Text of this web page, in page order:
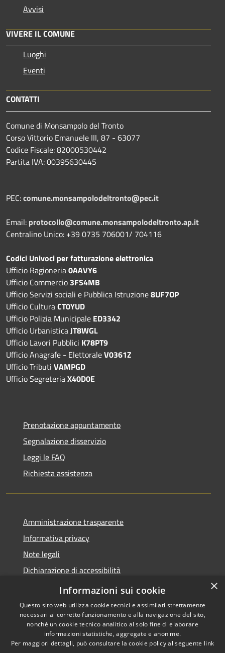
Avvisi
VIVERE IL COMUNE
Luoghi
Eventi
CONTATTI
Comune di Monsampolo del Tronto
Corso Vittorio Emanuele III, 87 - 63077
Codice Fiscale: 82000530442
Partita IVA: 00395630445
PEC:comune.monsampolodeltronto@pec.it
Email: protocollo@comune.monsampolodeltronto.ap.it
Centralino Unico: +39 0735 706001/ 704116
Codici Univoci per fatturazione elettronica
Ufficio Ragioneria0AAVY6
Ufficio Commercio 3FS4MB
Ufficio Servizi sociali e Pubblica Istruzione8UF7OP
Ufficio CulturaCT0YUD
Ufficio Polizia Municipale ED3342
Ufficio UrbanisticaJT8WGL
Ufficio Lavori Pubblici K78PT9
Ufficio Anagrafe - ElettoraleV0361Z
Ufficio Tributi VAMPGD
Ufficio SegreteriaX40D0E
Prenotazione appuntamento
Segnalazione disservizio
Leggi le FAQ
Richiesta assistenza
Amministrazione trasparente
Informativa privacy
Note legali
Dichiarazione di accessibilità
RSS
Accessibilità
Privacy
Dichiarazione Accessibilità
Amministrazione
trasparente
×
Informazioni sui cookie
Questo sito web utilizza cookie tecnici e assimilati strettamente
necessari al corretto funzionamento e alla navigazione del sito,
nonché un cookie tecnico analitico al solo fine di elaborare
informazioni statistiche, aggregate e anonime.
Per maggiori dettagli, può consultare la cookie policy al seguente link